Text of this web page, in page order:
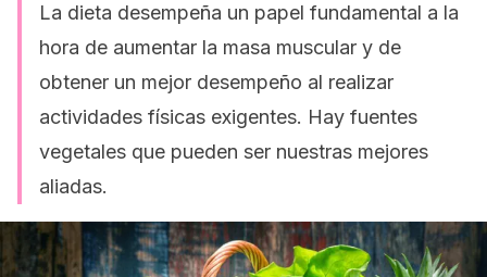
La dieta desempeña un papel fundamental a la
hora de aumentar la masa muscular y de
obtener un mejor desempeño al realizar
actividades físicas exigentes. Hay fuentes
vegetales que pueden ser nuestras mejores
aliadas.